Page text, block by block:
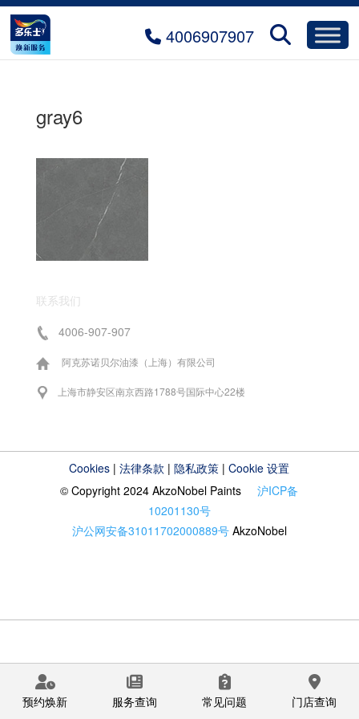
4006907907
gray6
联系我们
4006-907-907
阿克苏诺贝尔油漆（上海）有限公司
上海市静安区南京西路1788号国际中心22楼
Cookies |法律条款 |隐私政策 |Cookie 设置
© Copyright 2024 AkzoNobel Paints沪ICP备
10201130号
沪公网安备31011702000889号 AkzoNobel
预约焕新 服务查询 常见问题 门店查询